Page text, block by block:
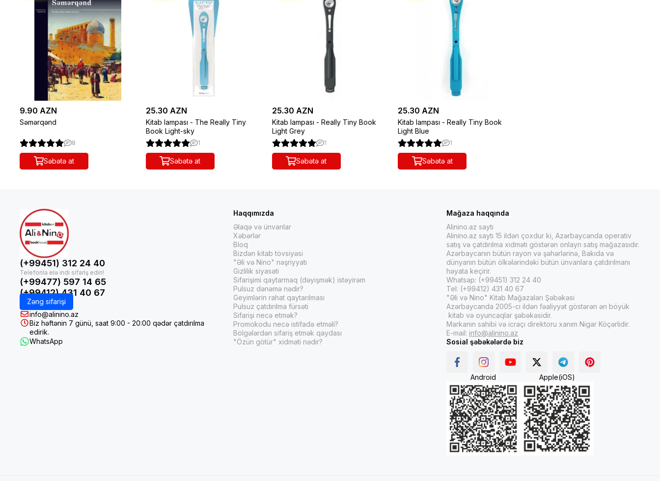
9.90 AZN
Səmərqənd
8
Səbətə at
25.30 AZN
Kitab lampası - The Really Tiny
Book Light-sky
1
Səbətə at
25.30 AZN
Kitab lampası - Really Tiny Book
Light Grey
1
Səbətə at
25.30 AZN
Kitab lampası - Really Tiny Book
Light Blue
1
Səbətə at
(+99451) 312 24 40
(+99477) 597 14 65
(+99412) 431 40 67
Zəng sifarişi
info@alinino.az
Biz həftənin 7 günü, saat 9:00 - 20:00 qədər çatdırılma
edirik.
WhatsApp
Haqqımızda
Əlaqə və ünvanlar
Xəbərlər
Bloq
Bizdən kitab tövsiyəsi
"Əli və Nino" nəşriyyatı
Gizlilik siyasəti
Sifarişimi qaytarmaq (dəyişmək) istəyirəm
Pulsuz dənəmə nədir?
Geyimlərin rahat qaytarılması
Pulsuz çatdırılma fürsəti
Sifarişi necə etmək?
Promokodu necə istifadə etməli?
Bölgələrdən sifariş etmək qaydası
"Özün götür" xidməti nədir?
Mağaza haqqında
Alinino.az saytı
Alinino.az saytı 15 ildən çoxdur ki, Azərbaycanda operativ
satış və çatdırılma xidməti göstərən onlayn satış mağazasıdır.
Azərbaycanın bütün rayon və şəhərlərinə, Bakıda və
dünyanın bütün ölkələrindəki bütün ünvanlara çatdırılmanı
həyata keçirir.
Whatsap: (+99451) 312 24 40
Tel: (+99412) 431 40 67
"Əli və Nino" Kitab Mağazaları Şəbəkəsi
Azərbaycanda 2005-ci ildən fəaliyyət göstərən ən böyük
kitab və oyuncaqlar şəbəkəsidir.
Markanın sahibi və icraçı direktoru xanım Nigar Köçərlidir.
E-mail: info@alinino.az
Sosial şəbəkələrdə biz
Android Apple(iOS)